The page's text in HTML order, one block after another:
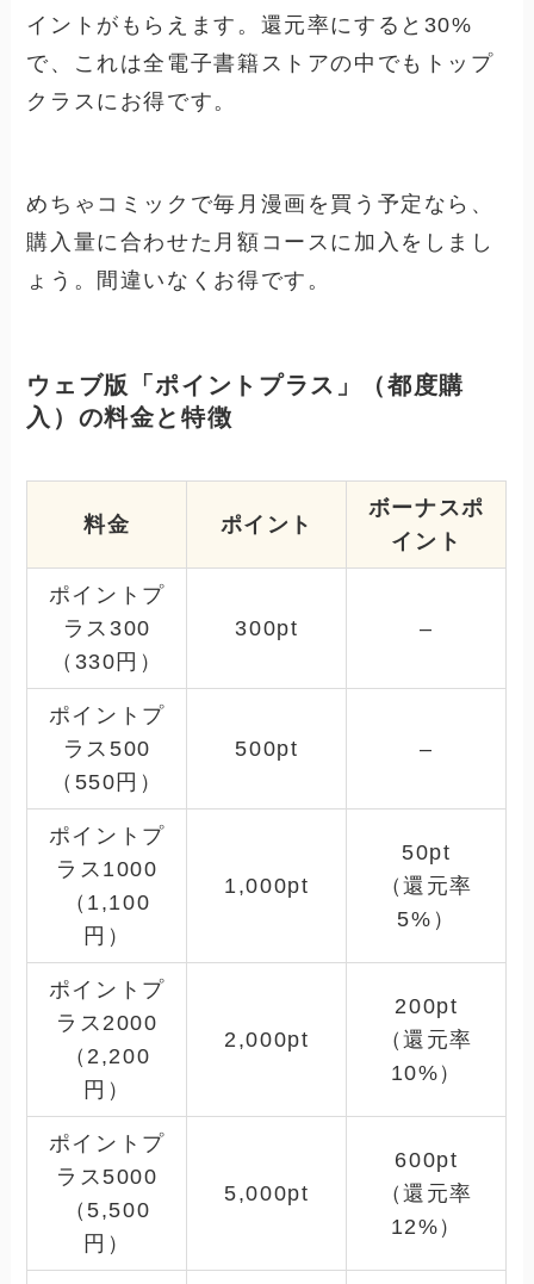
イントがもらえます。還元率にすると30%
で、これは全電子書籍ストアの中でもトップ
クラスにお得です。
めちゃコミックで毎月漫画を買う予定なら、
購入量に合わせた月額コースに加入をしまし
ょう。間違いなくお得です。
ウェブ版「ポイントプラス」（都度購
入）の料金と特徴
料金 ポイント
ボーナスポ
イント
ポイントプ
ラス300
（330円）
300pt –
ポイントプ
ラス500
（550円）
500pt –
ポイントプ
ラス1000
（1,100
円）
1,000pt
50pt
（還元率
5%）
ポイントプ
ラス2000
（2,200
円）
2,000pt
200pt
（還元率
10%）
ポイントプ
ラス5000
（5,500
円）
5,000pt
600pt
（還元率
12%）